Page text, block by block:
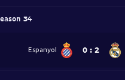
34
Espanyol 0 : 2